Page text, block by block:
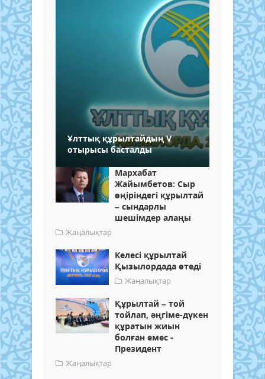
Ұлттық құрылтайдың V
отырысы басталды
Мархабат
Жайымбетов: Сыр
өңіріндегі құрылтай
– сындарлы
шешімдер алаңы
Жаңалықтар
Келесі құрылтай
Қызылордада өтеді
Жаңалықтар
Құрылтай – той
тойлап, әңгіме-дүкен
құратын жиын
болған емес -
Президент
Жаңалықтар